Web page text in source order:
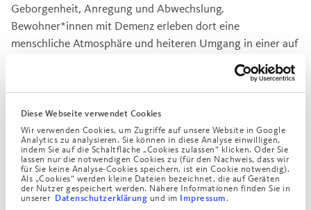
Diese Webseite verwendet Cookies
Wir verwenden Cookies, um Zugriffe auf unsere Website in Google
Analytics zu analysieren. Sie können in diese Analyse einwilligen,
indem Sie auf die Schaltfläche „Cookies zulassen“ klicken. Oder Sie
lassen nur die notwendigen Cookies zu (für den Nachweis, dass wir
für Sie keine Analyse-Cookies speichern, ist ein Cookie notwendig).
Als „Cookies“ werden kleine Dateien bezeichnet, die auf Geräten
der Nutzer gespeichert werden. Nähere Informationen finden Sie in
unserer Datenschutzerklärung und im Impressum.
Geborgenheit, Anregung und Abwechslung.
Bewohner*innen mit Demenz erleben dort eine
menschliche Atmosphäre und heiteren Umgang in einer auf
ihre Bedürfnisse ausgerichteten Gestaltung des Tages. Sie
werden mit Aufmerksamkeit und Respekt durch speziell
geschulte Pflegefachkräfte mit gerontopsychiatrischer
Kompetenz betreut.
Laufende Weiterbildung und Schulung der Mitarbeiterinnen
und Mitarbeiter sind uns hier besonders wichtig. Dabei
profitieren wir von unserem langjährigen Fachwissen aus
unserenbehütenden Sanatorien, die als stationäre